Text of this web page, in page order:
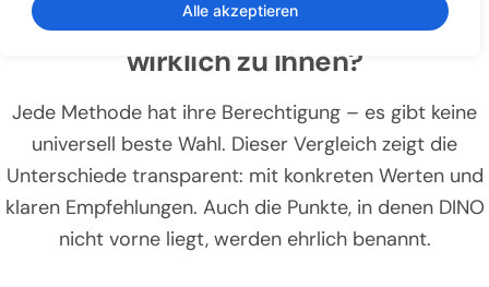
Alle akzeptieren
Welche Aufmaß-Methode passt
wirklich zu Ihnen?
Jede Methode hat ihre Berechtigung – es gibt keine
universell beste Wahl. Dieser Vergleich zeigt die
Unterschiede transparent: mit konkreten Werten und
klaren Empfehlungen. Auch die Punkte, in denen DINO
nicht vorne liegt, werden ehrlich benannt.